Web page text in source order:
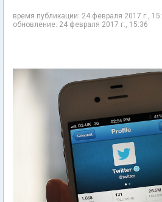
время публикации: 24 февраля 2017 г.,
обновление: 24 февраля 2017 г., 15:36